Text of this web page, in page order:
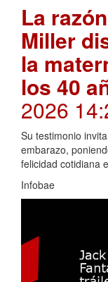
La
Miller
la
los 40
2026
Su testimonio
embarazo,
felicidad cotidiana
Infobae